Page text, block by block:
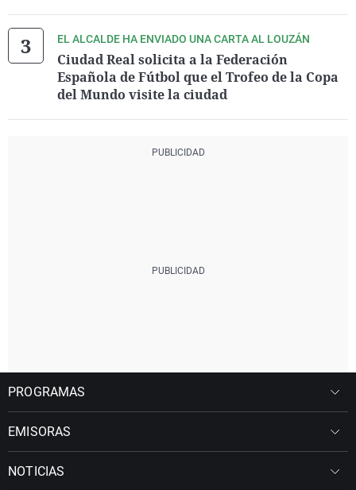
EL ALCALDE HA ENVIADO UNA CARTA AL LOUZÁN
Ciudad Real solicita a la Federación
Española de Fútbol que el Trofeo de la Copa
del Mundo visite la ciudad
PROGRAMAS
EMISORAS
NOTICIAS